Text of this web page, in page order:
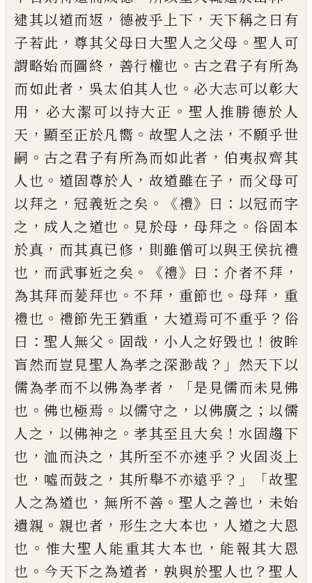
逮其以道而返 ， 德被乎上下 ， 天下稱之 曰有
子若此 ， 尊其父母曰大聖人之父母 。聖人可
謂略始而圖終 ， 善行權也 。 古之君子有所為
而如此者 ， 吳太伯其人也 。 必大志可以彰大
用 ， 必大潔可以持大正 。 聖人推勝德於人
天 ， 顯至正於凡嚮 。 故聖人之法 ， 不願乎世
嗣 。 古之君子有所為而如此者 ， 伯夷叔齊其
人也 。 道固尊於人 ， 故道雖在子 ， 而父母可
以拜之 ，冠義近之矣 。《禮》 曰 ： 以冠而字
之 ， 成人之道也 。 見於母 ，母拜之 。 俗固本
於真 ， 而其真已修 ， 則雖僧可以與王侯抗禮
也 ， 而武事近之矣 。《禮》 曰 ：介者不拜 ，
為其拜而蓌拜也 。不拜 ， 重節也 。 母拜 ， 重
禮也 。 禮節先王猶重 ， 大道焉可不重乎 ？ 俗
曰 ：聖人無父 。 固哉 ， 小人之好毀也 ！ 彼眸
盲然而豈見聖人為孝之深渺哉 ？」 然天下以
儒為孝而不以佛為孝者 ，「是見儒而未見佛
也 。佛也極焉 。 以儒守之 ， 以佛廣之 ； 以儒
人之 ， 以佛神之 。孝其至且大矣 ！ 水固趨下
也 ， 洫而決之 ， 其所至不亦速乎 ？ 火固炎上
也 ， 噓而鼓之 ， 其所舉不亦遠乎 ？」 「故聖
人之為道也 ， 無所不善 。 聖人之善也 ， 未始
遺親 。 親也者 ， 形生之大本也 ， 人道之大恩
也 。 惟大聖人能重其大本也 ， 能報其大恩
也 。 今天下之為道者 ， 孰與於聖人也 ？ 聖人